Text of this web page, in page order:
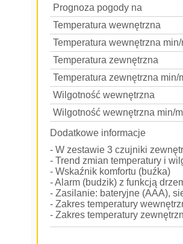
Prognoza pogody na
Temperatura wewnętrzna
Temperatura wewnętrzna
Temperatura zewnętrzna
Temperatura zewnętrzna min/
Wilgotność wewnętrzna
Wilgotność wewnętrzna min/
Dodatkowe informacje
- W zestawie 3 czujniki
- Trend zmian temperatury i
- Wskaźnik komfortu (buźka)
- Alarm (budzik) z funkcją
- Zasilanie: bateryjne (AAA),
- Zakres temperatury
- Zakres temperatury